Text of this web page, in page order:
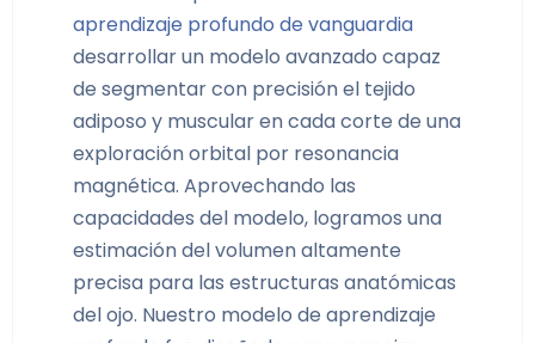
aprendizaje profundo de vanguardia
desarrollar un modelo avanzado capaz
de segmentar con precisión el tejido
adiposo y muscular en cada corte de una
exploración orbital por resonancia
magnética. Aprovechando las
capacidades del modelo, logramos una
estimación del volumen altamente
precisa para las estructuras anatómicas
del ojo. Nuestro modelo de aprendizaje